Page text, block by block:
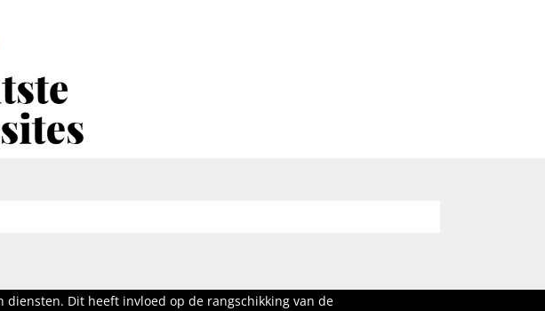
Dit heeft invloed op de rangschikking van de